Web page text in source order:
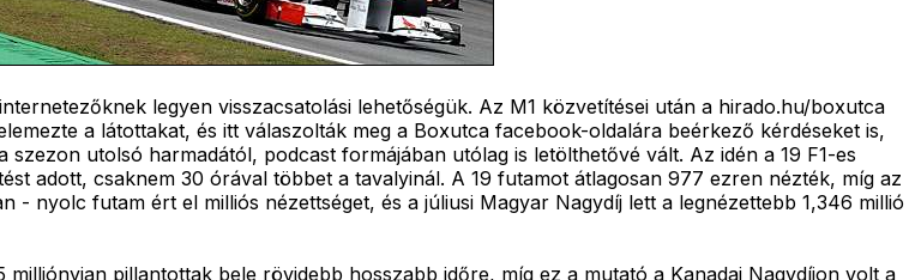
legyen visszacsatolási lehetőségük. Az M1 közvetítései után a hirado.hu/boxutca
a látottakat, és itt válaszolták meg a Boxutca facebook-oldalára beérkező kérdéseket is,
utolsó harmadától, podcast formájában utólag is letölthetővé vált. Az idén a 19 F1-es
adott, csaknem 30 órával többet a tavalyinál. A 19 futamot átlagosan 977 ezren nézték, míg az
nyolc futam ért el milliós nézettséget, és a júliusi Magyar Nagydíj lett a legnézettebb 1,346 millió
pillantottak bele rövidebb hosszabb időre, míg ez a mutató a Kanadai Nagydíjon volt a